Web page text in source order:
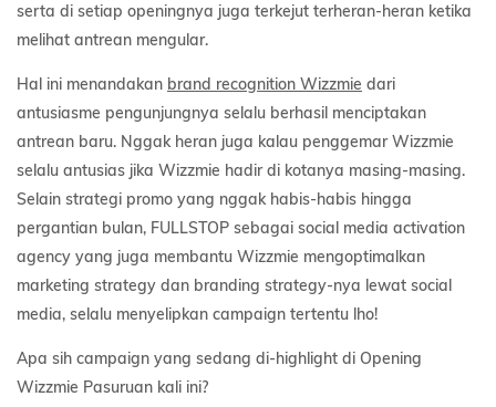
serta di setiap openingnya juga terkejut terheran-heran ketika
melihat antrean mengular.
Hal ini menandakan brand recognition Wizzmie dari
antusiasme pengunjungnya selalu berhasil menciptakan
antrean baru. Nggak heran juga kalau penggemar Wizzmie
selalu antusias jika Wizzmie hadir di kotanya masing-masing.
Selain strategi promo yang nggak habis-habis hingga
pergantian bulan, FULLSTOP sebagai social media activation
agency yang juga membantu Wizzmie mengoptimalkan
marketing strategy dan branding strategy-nya lewat social
media, selalu menyelipkan campaign tertentu lho!
Apa sih campaign yang sedang di-highlight di Opening
Wizzmie Pasuruan kali ini?